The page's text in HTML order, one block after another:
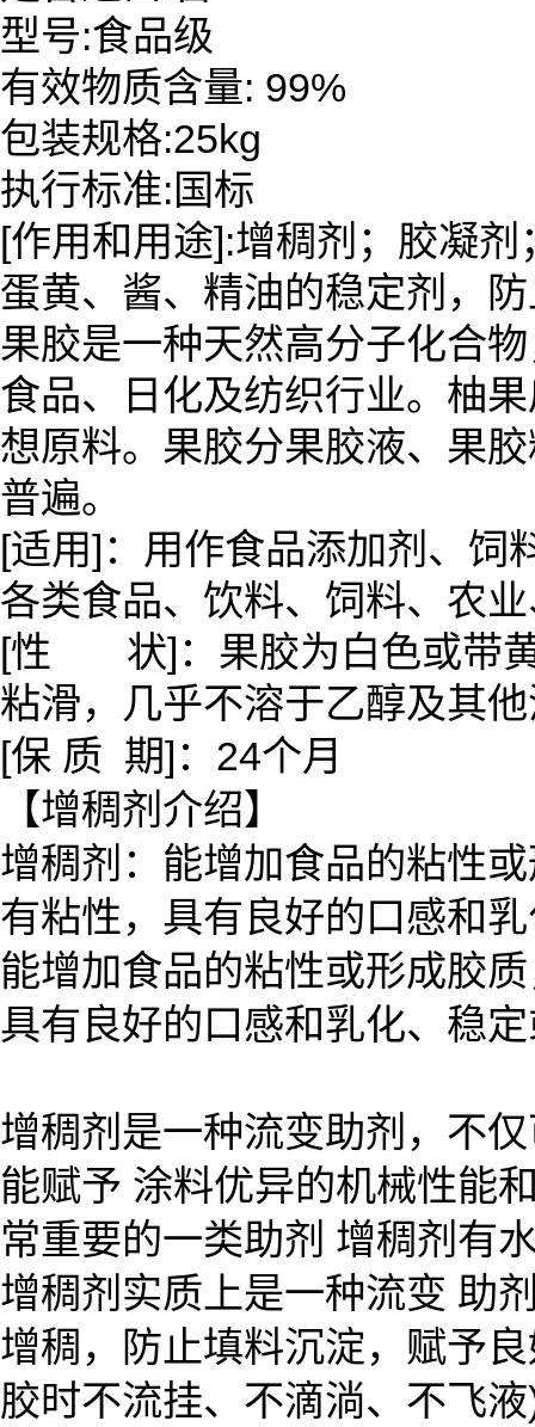
型号:食品级
有效物质含量: 99%
包装规格:25kg
执行标准:国标
[作用和用途]:增稠剂；胶凝
蛋黄、酱、精油的稳定剂，
果胶是一种天然高分子化合
食品、日化及纺织行业。柚
想原料。果胶分果胶液、果
普遍。
[适用]：用作食品添加剂、饲
各类食品、饮料、饲料、农
[性 状]：果胶为白色或带黄
粘滑，几乎不溶于乙醇及其
[保 质 期]：24个月
【增稠剂介绍】
增稠剂：能增加食品的粘性
有粘性，具有良好的口感和
能增加食品的粘性或形成胶
具有良好的口感和乳化、稳
增稠剂是一种流变助剂，不
能赋予 涂料优异的机械性能
常重要的一类助剂 增稠剂有
增稠剂实质上是一种流变 助
增稠，防止填料沉淀，赋予
胶时不流挂、不滴淌、不飞